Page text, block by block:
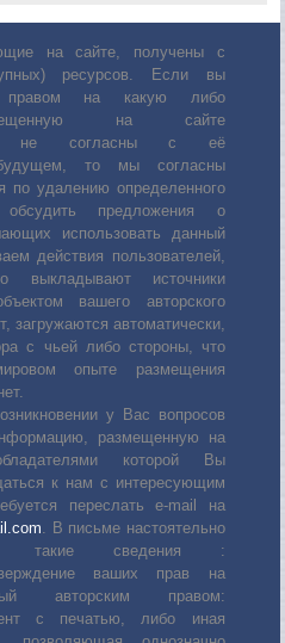
на сайте, получены с
ресурсов. Если вы
правом на какую либо
на сайте
согласны с её
то мы согласны
по удалению определенного
предложения о
использовать данный
действия пользователей,
выкладывают источники
вашего авторского
загружаются автоматически,
с чьей либо стороны, что
опыте размещения
у Вас вопросов
размещенную на
которой Вы
к нам с интересующим
переслать е-mail на
. В письме настоятельно
такие сведения :
ваших прав на
авторским правом:
с печатью, либо иная